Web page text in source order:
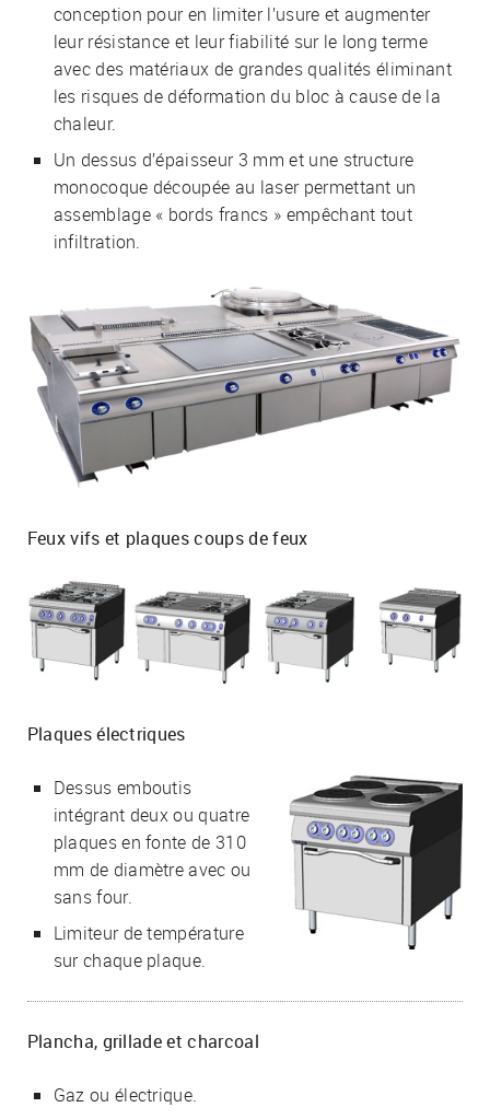
conception pour en limiter l’usure et augmenter
leur résistance et leur fiabilité sur le long terme
avec des matériaux de grandes qualités éliminant
les risques de déformation du bloc à cause de la
chaleur.
Un dessus d’épaisseur 3 mm et une structure
monocoque découpée au laser permettant un
assemblage « bords francs » empêchant tout
infiltration.
Feux vifs et plaques coups de feux
Plaques électriques
Dessus emboutis
intégrant deux ou quatre
plaques en fonte de 310
mm de diamètre avec ou
sans four.
Limiteur de température
sur chaque plaque.
Plancha, grillade et charcoal
Gaz ou électrique.